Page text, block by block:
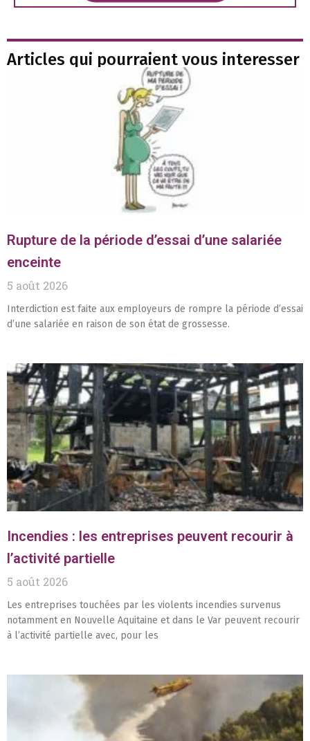
Articles qui pourraient vous interesser
Rupture de la période d’essai d’une salariée
enceinte
5 août 2026
Interdiction est faite aux employeurs de rompre la période d’essai
d’une salariée en raison de son état de grossesse.
Incendies : les entreprises peuvent recourir à
l’activité partielle
5 août 2026
Les entreprises touchées par les violents incendies survenus
notamment en Nouvelle Aquitaine et dans le Var peuvent recourir
à l’activité partielle avec, pour les